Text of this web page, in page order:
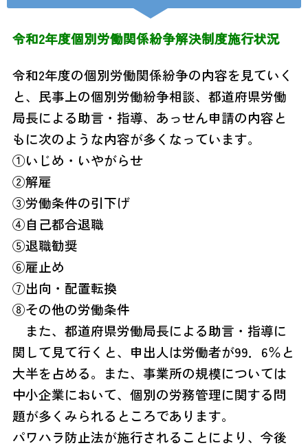
令和2年度個別労働関係紛争解決制度施行状況
令和2年度の個別労働関係紛争の内容を見ていく
と、民事上の個別労働紛争相談、都道府県労働
局長による助言・指導、あっせん申請の内容と
もに次のような内容が多くなっています。
①いじめ・いやがらせ
②解雇
③労働条件の引下げ
④自己都合退職
⑤退職勧奨
⑥雇止め
⑦出向・配置転換
⑧その他の労働条件
また、都道府県労働局長による助言・指導に
関して見て行くと、申出人は労働者が99．6％と
大半を占める。また、事業所の規模については
中小企業において、個別の労務管理に関する問
題が多くみられるところであります。
パワハラ防止法が施行されることにより、今後